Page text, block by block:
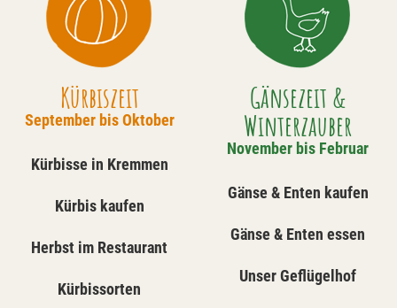
Kürbiszeit
September bis Oktober
Kürbisse in Kremmen
Kürbis kaufen
Herbst im Restaurant
Kürbissorten
Gänsezeit &
Winterzauber
November bis Februar
Gänse & Enten kaufen
Gänse & Enten essen
Unser Geflügelhof